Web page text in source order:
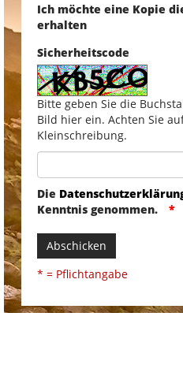
Ich möchte eine Kopie
erhalten
Sicherheitscode
Bitte geben Sie die
Bild hier ein. Achten Sie
Kleinschreibung.
Die
Kenntnis genommen.
Abschicken
* = Pflichtangabe